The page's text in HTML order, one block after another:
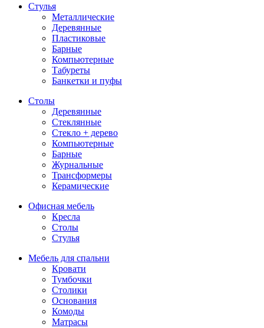
Стулья
Металлические
Деревянные
Пластиковые
Барные
Компьютерные
Табуреты
Банкетки и пуфы
Столы
Деревянные
Стеклянные
Стекло + дерево
Компьютерные
Барные
Журнальные
Трансформеры
Керамические
Офисная мебель
Кресла
Столы
Стулья
Мебель для спальни
Кровати
Тумбочки
Столики
Основания
Комоды
Матрасы